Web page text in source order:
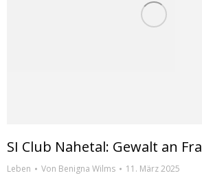
SI Club Nahetal: Gewalt an
Leben Von Benigna Wilms 11. März 2025